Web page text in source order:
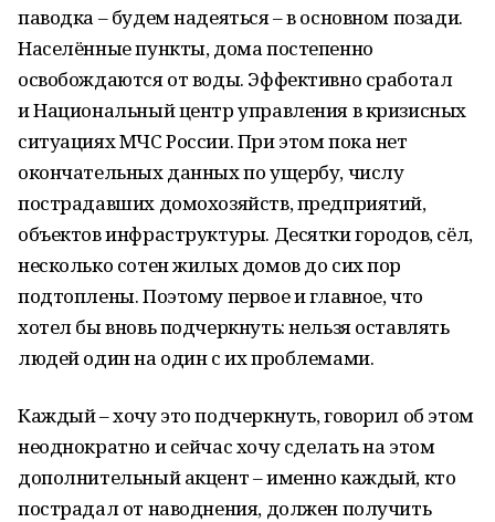
паводка – будем надеяться – в основном позади.
Населённые пункты, дома постепенно
освобождаются от воды. Эффективно сработал
и Национальный центр управления в кризисных
ситуациях МЧС России. При этом пока нет
окончательных данных по ущербу, числу
пострадавших домохозяйств, предприятий,
объектов инфраструктуры. Десятки городов, сёл,
несколько сотен жилых домов до сих пор
подтоплены. Поэтому первое и главное, что
хотел бы вновь подчеркнуть: нельзя оставлять
людей один на один с их проблемами.
Каждый – хочу это подчеркнуть, говорил об этом
неоднократно и сейчас хочу сделать на этом
дополнительный акцент – именно каждый, кто
пострадал от наводнения, должен получить